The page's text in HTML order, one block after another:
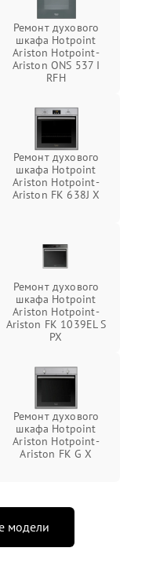
Ремонт духового
шкафа Hotpoint
Ariston Hotpoint-
Ariston ONS 537 I
RFH
Ремонт духового
шкафа Hotpoint
Ariston Hotpoint-
Ariston FK 638J X
Ремонт духового
шкафа Hotpoint
Ariston Hotpoint-
Ariston FK 1039EL S
PX
Ремонт духового
шкафа Hotpoint
Ariston Hotpoint-
Ariston FK G X
модели